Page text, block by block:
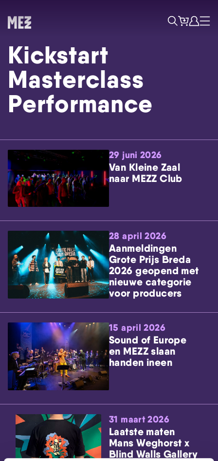
Skip navigatie
ZoekTicketsAccount
Menu
Kickstart
Masterclass
Performance
29 juni 2026
Van Kleine Zaal
naar MEZZ Club
28 april 2026
Aanmeldingen
Grote Prijs Breda
2026 geopend met
nieuwe categorie
voor producers
15 april 2026
Sound of Europe
en MEZZ slaan
handen ineen
31 maart 2026
Laatste maten
Mans Weghorst x
Blind Walls Gallery